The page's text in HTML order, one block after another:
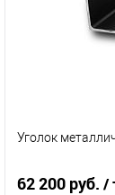
В избранное
Уголок
62 200 руб. /